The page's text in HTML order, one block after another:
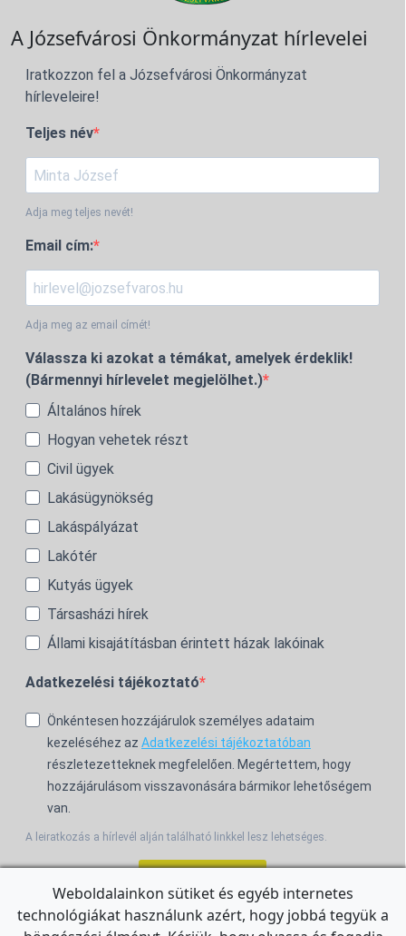
A Józsefvárosi Önkormányzat hírlevelei
Iratkozzon fel a Józsefvárosi Önkormányzat
hírleveleire!
Teljes név
Adja meg teljes nevét!
Email cím:
Adja meg az email címét!
Válassza ki azokat a témákat, amelyek érdeklik!
(Bármennyi hírlevelet megjelölhet.)
Általános hírek
Hogyan vehetek részt
Civil ügyek
Lakásügynökség
Lakáspályázat
Lakótér
Kutyás ügyek
Társasházi hírek
Állami kisajátításban érintett házak lakóinak
Adatkezelési tájékoztató
Önkéntesen hozzájárulok személyes adataim
kezeléséhez az Adatkezelési tájékoztatóban
részletezetteknek megfelelően. Megértettem, hogy
hozzájárulásom visszavonására bármikor lehetőségem
van.
A leiratkozás a hírlevél alján található linkkel lesz lehetséges.
For the English Newsletter, clickHERE.
Weboldalainkon sütiket és egyéb internetes
technológiákat használunk azért, hogy jobbá tegyük a